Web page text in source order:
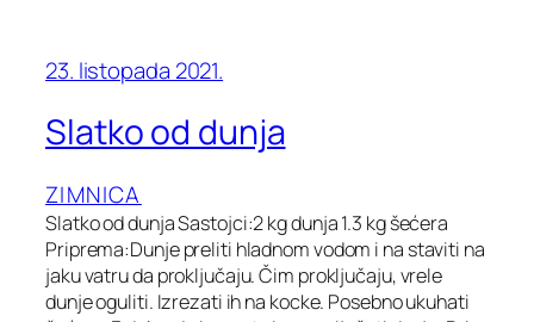
23. listopada 2021.
Slatko od dunja
ZIMNICA
Slatko od dunja Sastojci:2 kg dunja 1.3 kg šećera
Priprema:Dunje preliti hladnom vodom i na staviti na
jaku vatru da proključaju. Čim proključaju, vrele
dunje oguliti. Izrezati ih na kocke. Posebno ukuhati